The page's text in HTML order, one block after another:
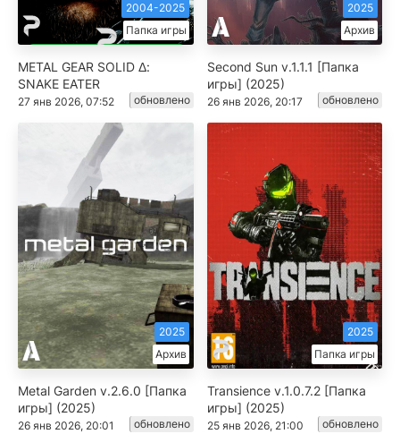
Папка игры
2004-2025
METAL GEAR SOLID Δ:
SNAKE EATER
27 янв 2026, 07:52 обновлено
Архив
2025
Second Sun v.1.1.1 [Папка
игры] (2025)
26 янв 2026, 20:17 обновлено
Архив
2025
Metal Garden v.2.6.0 [Папка
игры] (2025)
26 янв 2026, 20:01 обновлено
Папка игры
2025
Transience v.1.0.7.2 [Папка
игры] (2025)
25 янв 2026, 21:00 обновлено